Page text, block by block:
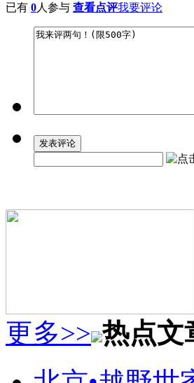
已有 0人参与 查看点评我要评论
更多>> 热点文